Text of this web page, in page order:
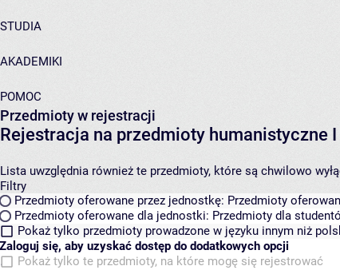
STUDIA
AKADEMIKI
POMOC
Przedmioty w rejestracji
Rejestracja na przedmioty humanistyczne
Lista uwzględnia również te przedmioty, które są chwilowo
Filtry
Przedmioty oferowane przez jednostkę: Przedmioty
Przedmioty oferowane dla jednostki: Przedmioty dla
Pokaż tylko przedmioty prowadzone w języku innym niż
Zaloguj się, aby uzyskać dostęp do dodatkowych opcji
Pokaż tylko te przedmioty, na które mogę się rejestrować